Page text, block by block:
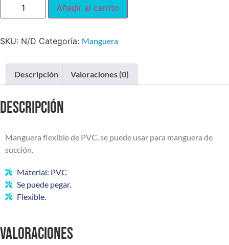
Añadir al carrito
SKU: N/D Categoría: Manguera
Descripción Valoraciones (0)
Descripción
Manguera flexible de PVC, se puede usar para manguera de
succión.
Material: PVC
Se puede pegar.
Flexible.
Valoraciones